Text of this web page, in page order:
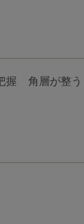
握 角層が整